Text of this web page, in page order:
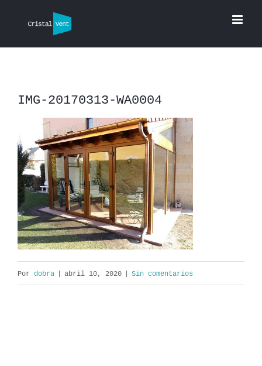
contenido
IMG-20170313-WA0004
Por dobra | abril 10, 2020 | Sin comentarios